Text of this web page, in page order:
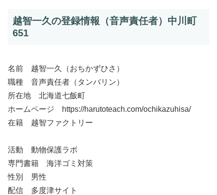
越智一久の登録情報（音声責任者）中川町
651
名前 越智一久（おちかずひさ）
職種 音声責任者（タンバリン）
所在地 北海道七飯町
ホームページ https://harutoteach.com/ochikazuhisa/
在籍 越智ファクトリー
活動 動物保護ラボ
専門書籍 海洋ゴミ対策
性別 男性
配信 多度津サイト